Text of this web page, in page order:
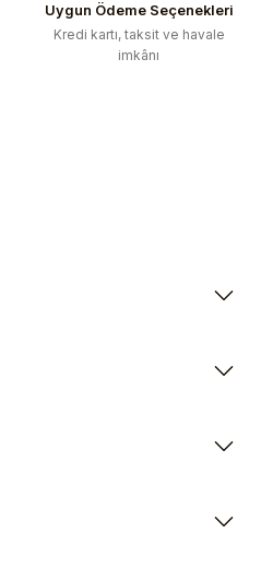
Uygun Ödeme Seçenekleri
Kredi kartı, taksit ve havale
imkânı